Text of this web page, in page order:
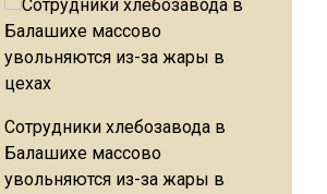
Сотрудники хлебозавода в
Балашихе массово
увольняются из-за жары в